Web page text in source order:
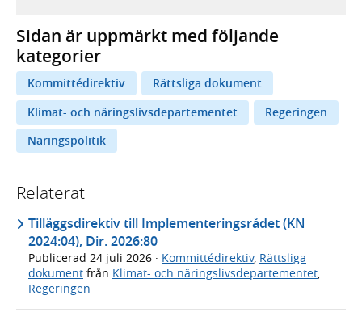
Sidan är uppmärkt med följande
kategorier
Kommittédirektiv
Rättsliga dokument
Klimat- och näringslivsdepartementet
Regeringen
Näringspolitik
Relaterat
Tilläggsdirektiv till Implementeringsrådet (KN
2024:04), Dir. 2026:80
Publicerad 24 juli 2026 · Kommittédirektiv, Rättsliga
dokument från Klimat- och näringslivsdepartementet,
Regeringen